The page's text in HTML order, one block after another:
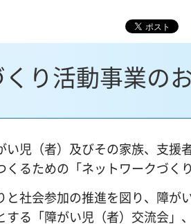
り活動事業の
児（者）及びその家族、支
るための「ネットワークづく
と社会参加の推進を図り、障
する「障がい児（者）交流会